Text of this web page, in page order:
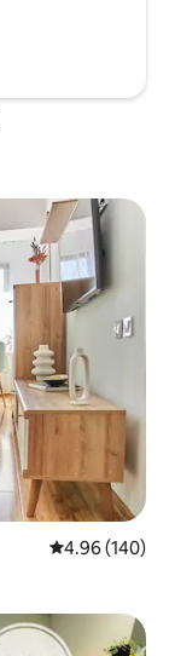
औसत रेटिंग 5 में से
4.96 (140)